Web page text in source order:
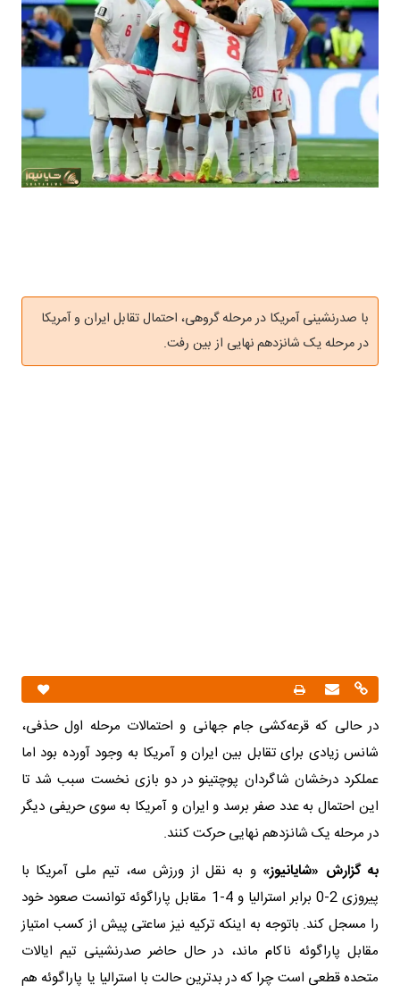
با صدرنشینی آمریکا در مرحله گروهی، احتمال تقابل ایران و آمریکا
در مرحله یک شانزدهم نهایی از بین رفت.
در حالی که قرعه‌کشی جام جهانی و احتمالات مرحله اول حذفی،
شانس زیادی برای تقابل بین ایران و آمریکا به وجود آورده بود اما
عملکرد درخشان شاگردان پوچتینو در دو بازی نخست سبب شد تا
این احتمال به عدد صفر برسد و ایران و آمریکا به سوی حریفی دیگر
در مرحله یک شانزدهم نهایی حرکت کنند.
به گزارش «شایانیوز» و به نقل از ورزش سه، تیم ملی آمریکا با
پیروزی 2-0 برابر استرالیا و 4-1 مقابل پاراگوئه توانست صعود خود
را مسجل کند. باتوجه به اینکه ترکیه نیز ساعتی پیش از کسب امتیاز
مقابل پاراگوئه ناکام ماند، در حال حاضر صدرنشینی تیم ایالات
متحده قطعی است چرا که در بدترین حالت با استرالیا یا پاراگوئه هم